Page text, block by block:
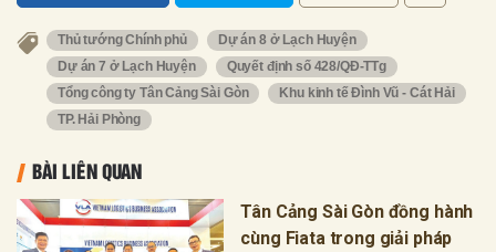
Thủ tướng Chính phủ
Dự án 8 ở Lạch Huyện
Dự án 7 ở Lạch Huyện
Quyết định số 428/QĐ-TTg
Tổng công ty Tân Cảng Sài Gòn
Khu kinh tế Đình Vũ - Cát Hải
TP. Hải Phòng
BÀI LIÊN QUAN
Tân Cảng Sài Gòn đồng hành
cùng Fiata trong giải pháp